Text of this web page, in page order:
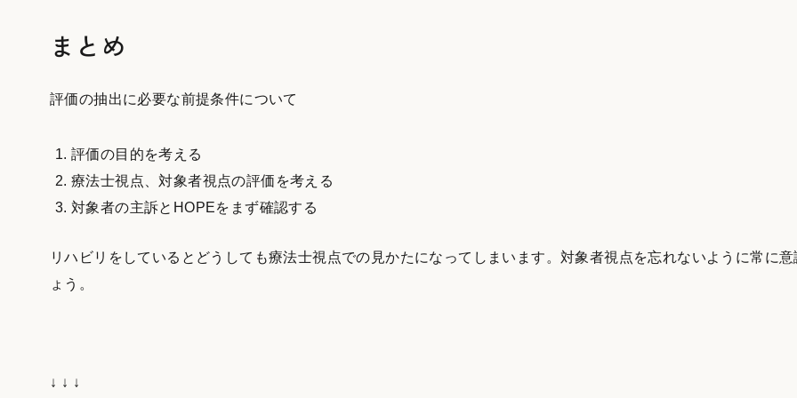
まとめ
評価の抽出に必要な前提条件について
評価の目的を考える
療法士視点、対象者視点の評価を考える
対象者の主訴とHOPEをまず確認する
リハビリをしているとどうしても療法士視点での見かたになってしまいます。対象者視点を忘れないように常に意
ょう。
↓ ↓ ↓